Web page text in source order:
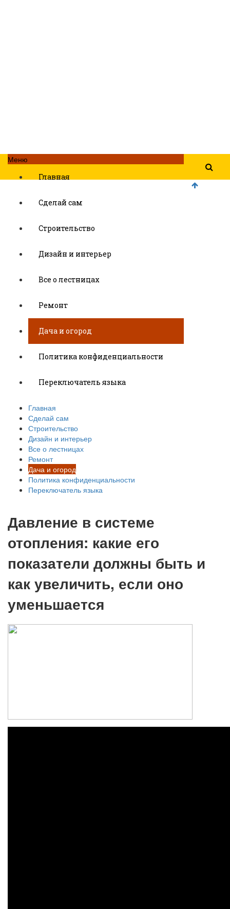
Меню
Главная
Сделай сам
Строительство
Дизайн и интерьер
Все о лестницах
Ремонт
Дача и огород
Политика конфиденциальности
Переключатель языка
Главная
Сделай сам
Строительство
Дизайн и интерьер
Все о лестницах
Ремонт
Дача и огород
Политика конфиденциальности
Переключатель языка
Давление в системе
отопления: какие его
показатели должны быть и
как увеличить, если оно
уменьшается